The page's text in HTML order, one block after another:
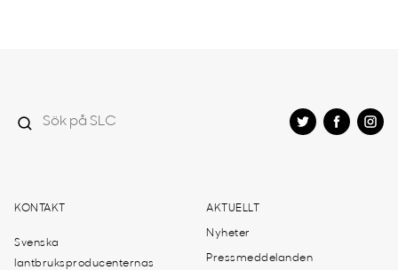
KONTAKT
Svenska
lantbruksproducenternas
AKTUELLT
Nyheter
Pressmeddelanden